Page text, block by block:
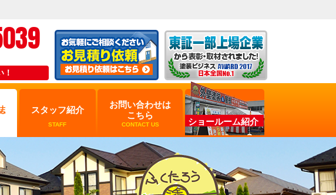
ます
スタッフ紹介
STAFF
お問い合わせは
こちら
CONTACT US ショールーム紹介